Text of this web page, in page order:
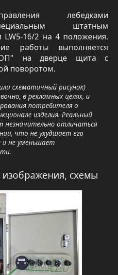
лебедками
штатным
LW5-16/2 на 4 положения.
работы выполняется
на дверце щита с
поворотом.
схематичный рисунок)
в рекламных целях, и
потребителя о
изделия. Реальный
отличаться
что не ухудшает его
и не уменьшает
схемы